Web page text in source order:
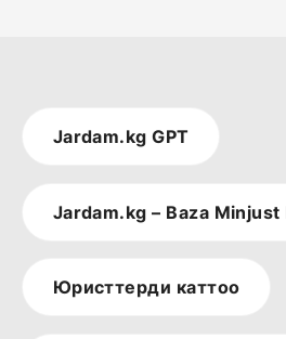
Jardam.kg GPT
Jardam.kg – Baza Minjust
Юристтерди каттоо